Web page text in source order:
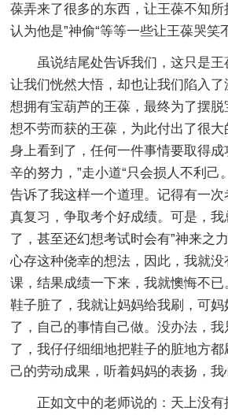
葆弄来了很多的东西，让王葆不知
认为他是”神偷“等等一些让王葆哭笑
虽说结尾处告诉我们，这只是
让我们恍然大悟，却也让我们陷入
想拥有宝葫芦的王葆，最终为了摆
想不劳而获的王葆，为此付出了很
身上看到了，任何一件事情要取得
辛的努力，”走小道“只会损人不利己
告诉了我这样一个道理。记得有一次
真复习，争取考个好成绩。可是，
了，甚至还幻想考试时会有”神来之
心存这种侥幸的想法，因此，我就
课，结果成绩一下来，我就懊悔不
鞋子脏了，我就让妈妈给我刷，可
了，自己的事情自己做。没办法，
了，我仔仔细细地把鞋子的脏地方
己的劳动成果，听着妈妈的表扬，我
正如文中的老师说的：天上没有